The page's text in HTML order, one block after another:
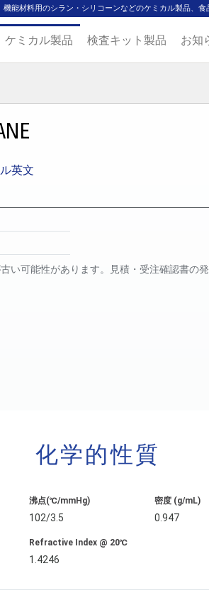
機能材料用のシラン・シリコーンなどのケミカル製品、
ケミカル製品 検査キット製品 お知
英文
い可能性があります。見積・受注確認書の
化学的性質
沸点(℃/mmHg)
102/3.5
密度 (g/mL)
0.947
Refractive Index @ 20℃
1.4246